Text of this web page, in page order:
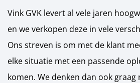
Vink GVK levert al vele jaren
en we verkopen deze in vele
Ons streven is om met de klant
elke situatie met een passende
komen. We denken dan ook graag